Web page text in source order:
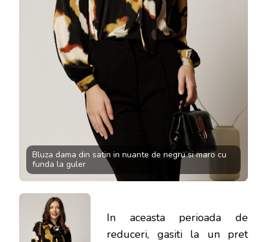
Bluza dama din satin in nuante de negru si maro cu
funda la guler
In aceasta perioada de
reduceri, gasiti la un pret